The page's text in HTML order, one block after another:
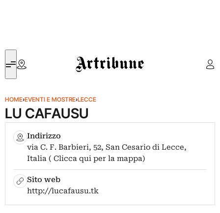
Artribune
HOME›EVENTI E MOSTRE›LECCE
LU CAFAUSU
Indirizzo
via C. F. Barbieri, 52, San Cesario di Lecce,
Italia ( Clicca qui per la mappa)
Sito web
http://lucafausu.tk